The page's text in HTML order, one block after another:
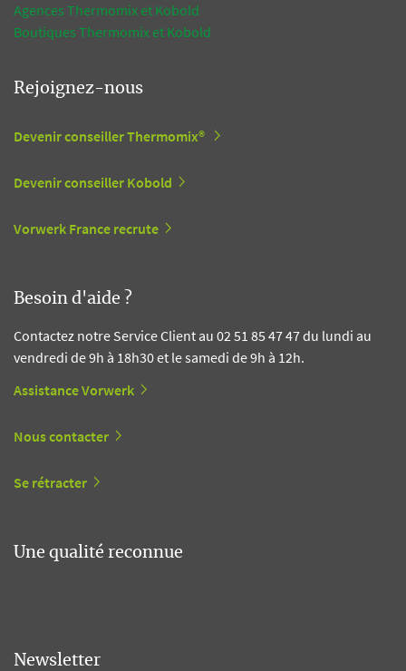
Agences Thermomix et Kobold
Boutiques Thermomix et Kobold
Rejoignez-nous
Devenir conseiller Thermomix®
Devenir conseiller Kobold
Vorwerk France recrute
Besoin d'aide ?
Contactez notre Service Client au 02 51 85 47 47 du lundi au
vendredi de 9h à 18h30 et le samedi de 9h à 12h.
Assistance Vorwerk
Nous contacter
Se rétracter
Une qualité reconnue
Newsletter